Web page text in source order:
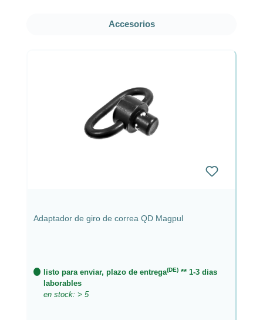
Omitir la galería de productos
Accesorios
Adaptador de giro de correa QD Magpul
listo para enviar, plazo de entrega(DE) ** 1-3 dias
laborables
en stock: > 5